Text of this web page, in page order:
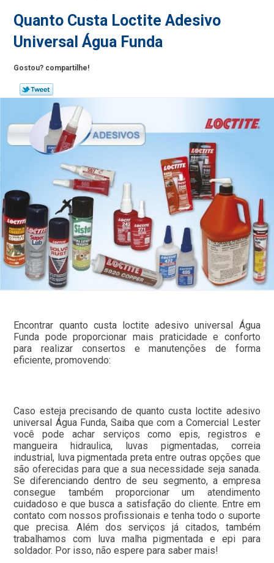
Quanto Custa Loctite Adesivo
Universal Água Funda
Gostou? compartilhe!
Encontrar quanto custa loctite adesivo universal Água
Funda pode proporcionar mais praticidade e conforto
para realizar consertos e manutenções de forma
eficiente, promovendo:
Caso esteja precisando de quanto custa loctite adesivo
universal Água Funda, Saiba que com a Comercial Lester
você pode achar serviços como epis, registros e
mangueira hidraulica, luvas pigmentadas, correia
industrial, luva pigmentada preta entre outras opções que
são oferecidas para que a sua necessidade seja sanada.
Se diferenciando dentro de seu segmento, a empresa
consegue também proporcionar um atendimento
cuidadoso e que busca a satisfação do cliente. Entre em
contato com nossos profissionais e tenha todo o suporte
que precisa. Além dos serviços já citados, também
trabalhamos com luva malha pigmentada e epi para
soldador. Por isso, não espere para saber mais!